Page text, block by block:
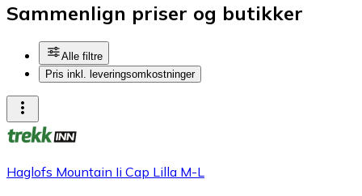
Sammenlign priser og butikker
Alle filtre
Pris inkl. leveringsomkostninger
Haglofs Mountain Ii Cap Lilla M-L